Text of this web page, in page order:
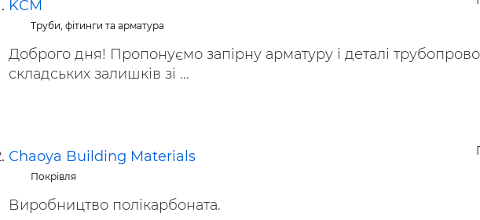
KCM
Труби, фітинги та арматура
Доброго дня! Пропонуємо запірну арматуру і деталі
складських залишків зі ...
Chaoya Building Materials
Покрівля
Виробництво полікарбоната.